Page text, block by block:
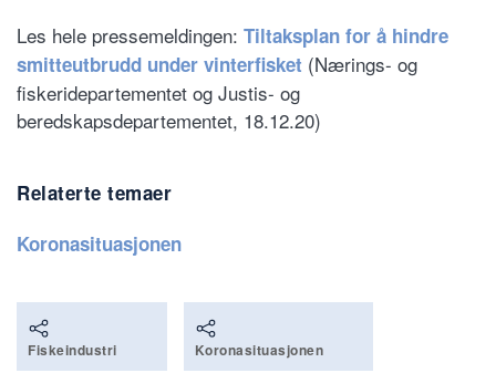
Les hele pressemeldingen: Tiltaksplan for å hindre
smitteutbrudd under vinterfisket (Nærings- og
fiskeridepartementet og Justis- og
beredskapsdepartementet, 18.12.20)
Relaterte temaer
Koronasituasjonen
Fiskeindustri Koronasituasjonen